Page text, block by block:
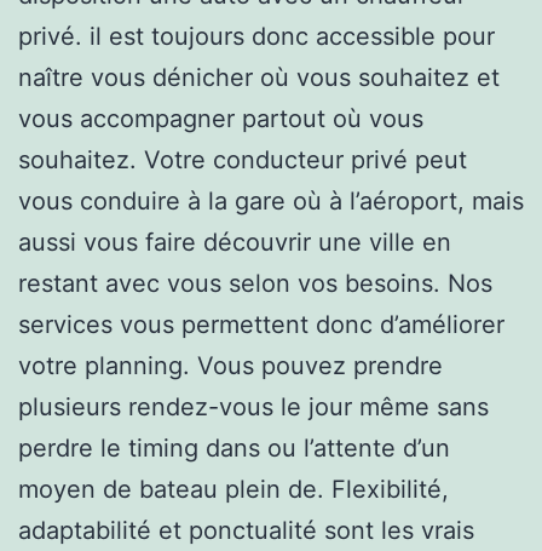
privé. il est toujours donc accessible pour
naître vous dénicher où vous souhaitez et
vous accompagner partout où vous
souhaitez. Votre conducteur privé peut
vous conduire à la gare où à l’aéroport, mais
aussi vous faire découvrir une ville en
restant avec vous selon vos besoins. Nos
services vous permettent donc d’améliorer
votre planning. Vous pouvez prendre
plusieurs rendez-vous le jour même sans
perdre le timing dans ou l’attente d’un
moyen de bateau plein de. Flexibilité,
adaptabilité et ponctualité sont les vrais